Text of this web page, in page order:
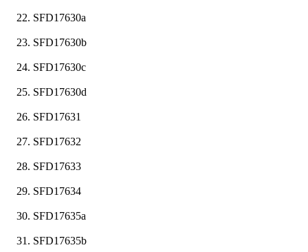
SFD17630a
SFD17630b
SFD17630c
SFD17630d
SFD17631
SFD17632
SFD17633
SFD17634
SFD17635a
SFD17635b